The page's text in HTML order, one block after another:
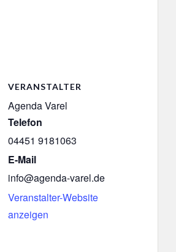
VERANSTALTER
Agenda Varel
Telefon
04451 9181063
E-Mail
info@agenda-varel.de
Veranstalter-Website
anzeigen